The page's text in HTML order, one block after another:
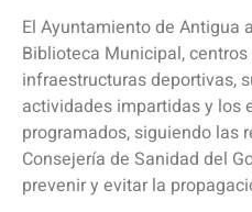
El Ayuntamiento de Antigua
Biblioteca Municipal,
infraestructuras deportivas,
actividades impartidas y los
programados, siguiendo las
Consejería de Sanidad del
prevenir y evitar la